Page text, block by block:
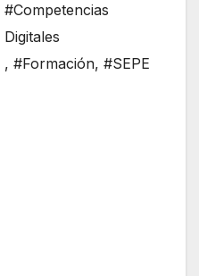
#Competencias
Digitales
, #Formación, #SEPE